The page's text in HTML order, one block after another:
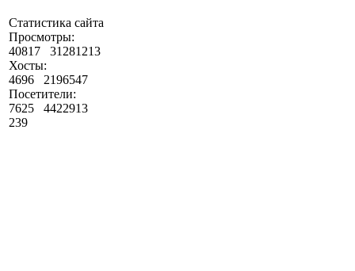
Статистика сайта
Просмотры:
40817
31281213
Хосты:
4696
2196547
Посетители:
7625
4422913
239